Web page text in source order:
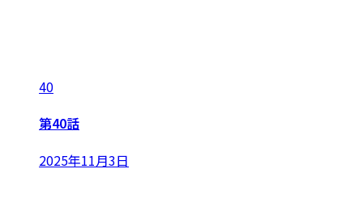
40
第40話
2025年11月3日